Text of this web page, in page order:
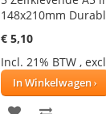
148x210mm
€ 5,10
Incl. 21% BTW ,
In Winkelwagen
VOEG